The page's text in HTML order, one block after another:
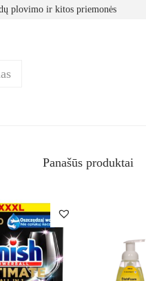
plovimo ir kitos priemonės
Panašūs produktai